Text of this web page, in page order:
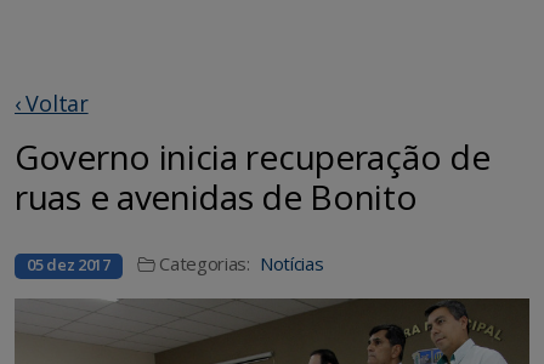
‹ Voltar
Governo inicia recuperação de
ruas e avenidas de Bonito
05 dez 2017 Categorias: Notícias